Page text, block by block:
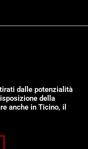
dalle potenzialità
della
anche in Ticino, il